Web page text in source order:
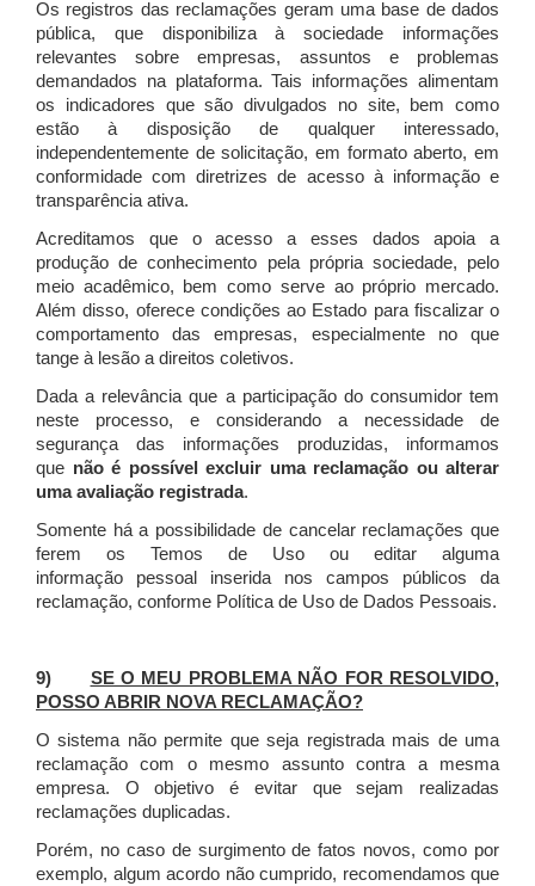
Os registros das reclamações geram uma base de dados
pública, que disponibiliza à sociedade informações
relevantes sobre empresas, assuntos e problemas
demandados na plataforma. Tais informações alimentam
os indicadores que são divulgados no site, bem como
estão à disposição de qualquer interessado,
independentemente de solicitação, em formato aberto, em
conformidade com diretrizes de acesso à informação e
transparência ativa.
Acreditamos que o acesso a esses dados apoia a
produção de conhecimento pela própria sociedade, pelo
meio acadêmico, bem como serve ao próprio mercado.
Além disso, oferece condições ao Estado para fiscalizar o
comportamento das empresas, especialmente no que
tange à lesão a direitos coletivos.
Dada a relevância que a participação do consumidor tem
neste processo, e considerando a necessidade de
segurança das informações produzidas, informamos
que não é possível excluir uma reclamação ou alterar
uma avaliação registrada.
Somente há a possibilidade de cancelar reclamações que
ferem os Temos de Uso ou editar alguma
informação pessoal inserida nos campos públicos da
reclamação, conforme Política de Uso de Dados Pessoais.
9) SE O MEU PROBLEMA NÃO FOR RESOLVIDO,
POSSO ABRIR NOVA RECLAMAÇÃO?
O sistema não permite que seja registrada mais de uma
reclamação com o mesmo assunto contra a mesma
empresa. O objetivo é evitar que sejam realizadas
reclamações duplicadas.
Porém, no caso de surgimento de fatos novos, como por
exemplo, algum acordo não cumprido, recomendamos que